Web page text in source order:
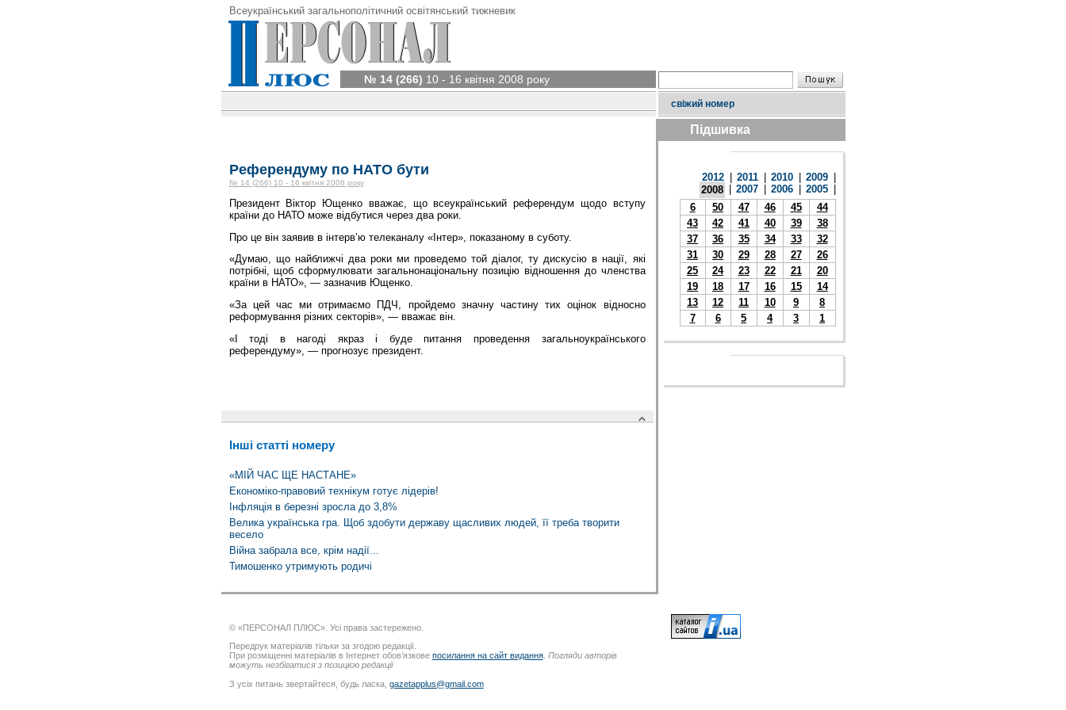
Всеукраїнський загальнополітичний освітянський тижневик
№ 14 (266) 10 - 16 квітня 2008 року
свіжий номер
Референдуму по НАТО бути
№ 14 (266) 10 - 16 квітня 2008 року
Президент Віктор Ющенко вважає, що всеукраїнський референдум щодо вступу
країни до НАТО може відбутися через два роки.
Про це він заявив в інтерв’ю телеканалу «Інтер», показаному в суботу.
«Думаю, що найближчі два роки ми проведемо той діалог, ту дискусію в нації, які
потрібні, щоб сформулювати загальнонаціональну позицію відношення до членства
країни в НАТО», — зазначив Ющенко.
«За цей час ми отримаємо ПДЧ, пройдемо значну частину тих оцінок відносно
реформування різних секторів», — вважає він.
«І тоді в нагоді якраз і буде питання проведення загальноукраїнського
референдуму», — прогнозує президент.
Інші статті номеру
«МІЙ ЧАС ЩЕ НАСТАНЕ»
Економіко-правовий технікум готує лідерів!
Інфляція в березні зросла до 3,8%
Велика українська гра. Щоб здобути державу щасливих людей, її треба творити
весело
Війна забрала все, крім надії...
Тимошенко утримують родичі
Підшивка
2012 2011 2010 2009
2008
2007 2006 2005
6
50 47 46 45
44
43
42 41 40 39
38
37
36 35 34 33
32
31
30 29 28 27
26
25
24 23 22 21
20
19
18 17 16 15
14
13
12 11 10 9
8
7
6 5 4 3 1
© «ПЕРСОНАЛ ПЛЮС». Усі права застережено.
Передрук матеріалів тільки за згодою редакції.
При розміщенні матеріалів в Інтернет обов’язкове посилання на сайт видання. Погляди авторів
можуть незбігатися з позицією редакції
З усіх питань звертайтеся, будь ласка, gazetapplus@gmail.com